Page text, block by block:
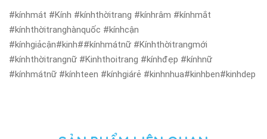
#kínhmát #Kính #kínhthờitrang #kínhrâm #kínhmắt
#kínhthờitranghànquốc #kínhcận
#kínhgiảcận#kinh##kínhmátnữ #Kínhthờitrangmới
#kínhthờitrangnữ #Kinhthoitrang #kínhđẹp #kínhnữ
#kínhmátnữ #kínhteen #kínhgiárẻ #kinhnhua#kinhben#kinhdep